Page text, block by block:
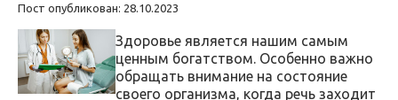
Пост опубликован: 28.10.2023
Здоровье является нашим самым
ценным богатством. Особенно важно
обращать внимание на состояние
своего организма, когда речь заходит